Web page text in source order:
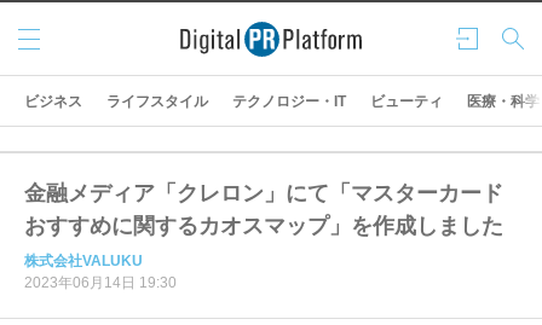
ログ
イン
検索
メニ
ュー
ビジネス ライフスタイル テクノロジー・IT ビューティ 医療・科学
金融メディア「クレロン」にて「マスターカード
おすすめに関するカオスマップ」を作成しました
株式会社VALUKU
2023年06月14日 19:30